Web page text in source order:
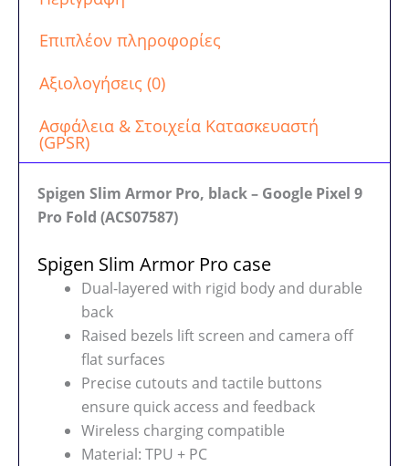
Επιπλέον πληροφορίες
Αξιολογήσεις (0)
Ασφάλεια & Στοιχεία Κατασκευαστή
(GPSR)
Spigen Slim Armor Pro, black – Google Pixel 9
Pro Fold (ACS07587)
Spigen Slim Armor Pro case
Dual-layered with rigid body and durable
back
Raised bezels lift screen and camera off
flat surfaces
Precise cutouts and tactile buttons
ensure quick access and feedback
Wireless charging compatible
Material: TPU + PC